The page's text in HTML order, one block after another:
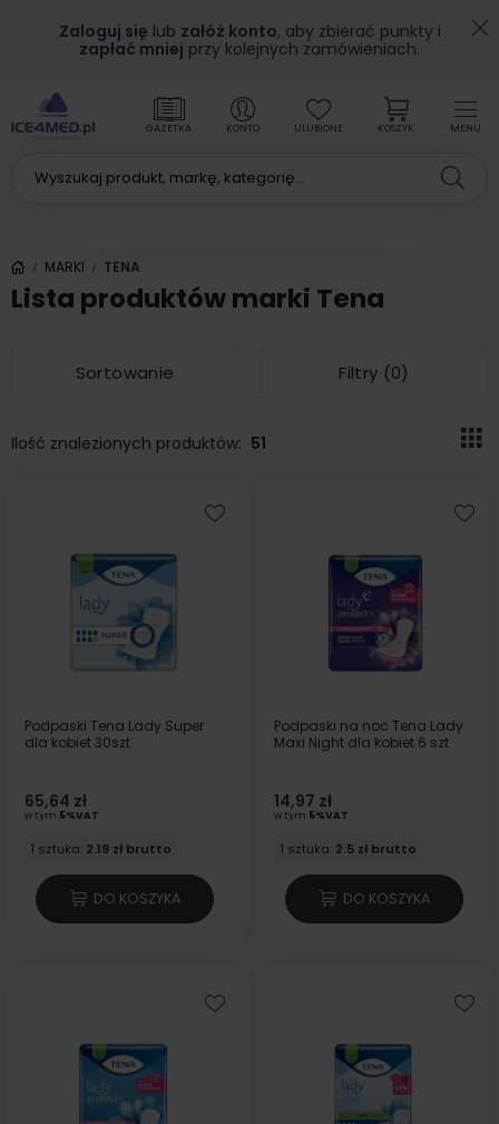
Zaloguj się lub załóż konto, aby zbierać punkty i
zapłać mniej przy kolejnych zamówieniach.
MENU
GAZETKA KONTO ULUBIONE KOSZYK
MARKI TENA
Lista produktów marki Tena
Sortowanie Filtry (0)
Ilość znalezionych produktów: 51
Podpaski Tena Lady Super
dla kobiet 30szt
65,64 zł
w tym 5%VAT
1 sztuka: 2.19 zł brutto
DO KOSZYKA
Podpaski na noc Tena Lady
Maxi Night dla kobiet 6 szt
14,97 zł
w tym 5%VAT
1 sztuka: 2.5 zł brutto
DO KOSZYKA